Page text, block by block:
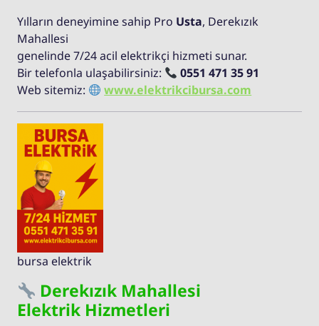
Yılların deneyimine sahip Pro Usta, Derekızık
Mahallesi
genelinde 7/24 acil elektrikçi hizmeti sunar.
Bir telefonla ulaşabilirsiniz:
0551 471 35 91
Web sitemiz:
www.elektrikcibursa.com
bursa elektrik
Derekızık Mahallesi
Elektrik Hizmetleri